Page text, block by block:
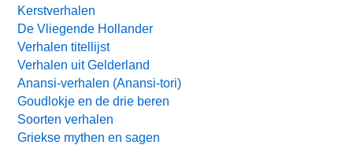
Kerstverhalen
De Vliegende Hollander
Verhalen titellijst
Verhalen uit Gelderland
Anansi-verhalen (Anansi-tori)
Goudlokje en de drie beren
Soorten verhalen
Griekse mythen en sagen